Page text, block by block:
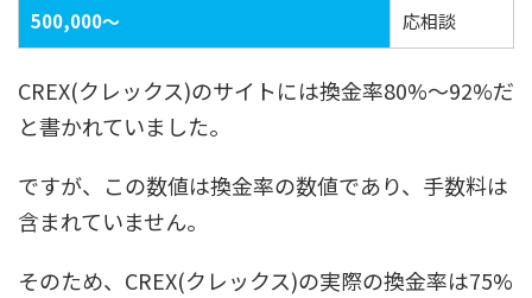
500,000～ 応相談
CREX(クレックス)のサイトには換金率80%～92%だ
と書かれていました。
ですが、この数値は換金率の数値であり、手数料は
含まれていません。
そのため、CREX(クレックス)の実際の換金率は75%